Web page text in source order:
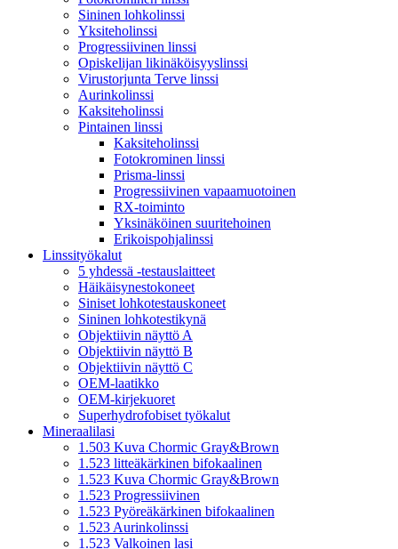
Sininen lohkolinssi
Yksiteholinssi
Progressiivinen linssi
Opiskelijan likinäköisyyslinssi
Virustorjunta Terve linssi
Aurinkolinssi
Kaksiteholinssi
Pintainen linssi
Kaksiteholinssi
Fotokrominen linssi
Prisma-linssi
Progressiivinen vapaamuotoinen
RX-toiminto
Yksinäköinen suuritehoinen
Erikoispohjalinssi
Linssityökalut
5 yhdessä -testauslaitteet
Häikäisynestokoneet
Siniset lohkotestauskoneet
Sininen lohkotestikynä
Objektiivin näyttö A
Objektiivin näyttö B
Objektiivin näyttö C
OEM-laatikko
OEM-kirjekuoret
Superhydrofobiset työkalut
Mineraalilasi
1.503 Kuva Chormic Gray&Brown
1.523 litteäkärkinen bifokaalinen
1.523 Kuva Chormic Gray&Brown
1.523 Progressiivinen
1.523 Pyöreäkärkinen bifokaalinen
1.523 Aurinkolinssi
1.523 Valkoinen lasi